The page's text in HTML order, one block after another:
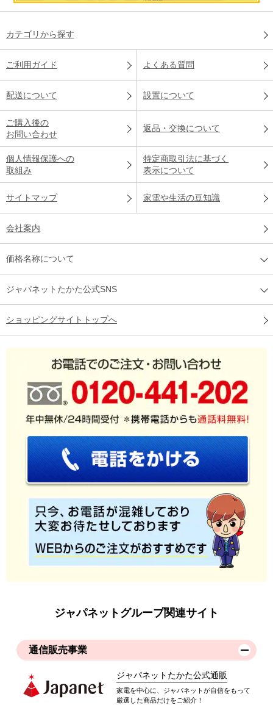
カテゴリから探す
ご利用ガイド よくある質問
配送について 設置について
ご購入後の
お問い合わせ
返品・交換について
個人情報保護への
取組み
特定商取引法に基づく
表示について
サイトマップ 家電や生活の豆知識
会社案内
価格名称について
ジャパネットたかた公式SNS
ショッピングサイトトップへ
ジャパネットグループ関連サイト
通信販売事業
ジャパネットたかた公式通販
家電を中心に、ジャパネットが自信をもって
厳選した商品だけをご紹介！